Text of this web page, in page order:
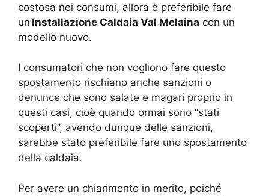
costosa nei consumi, allora è preferibile fare
un’Installazione Caldaia Val Melaina con un
modello nuovo.
I consumatori che non vogliono fare questo
spostamento rischiano anche sanzioni o
denunce che sono salate e magari proprio in
questi casi, cioè quando ormai sono “stati
scoperti”, avendo dunque delle sanzioni,
sarebbe stato preferibile fare uno spostamento
della caldaia.
Per avere un chiarimento in merito, poiché